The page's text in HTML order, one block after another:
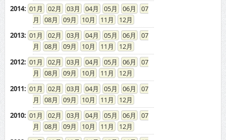
2005: 01 02 03 04 05 06
07
08
09 10 11
12
2004: 01 02 03 04 05 06
07
08
09 10 11
12
2003: 01 02 03 04 05 06
07
08
09 10 11 12
ドカントをご利用する皆様へ